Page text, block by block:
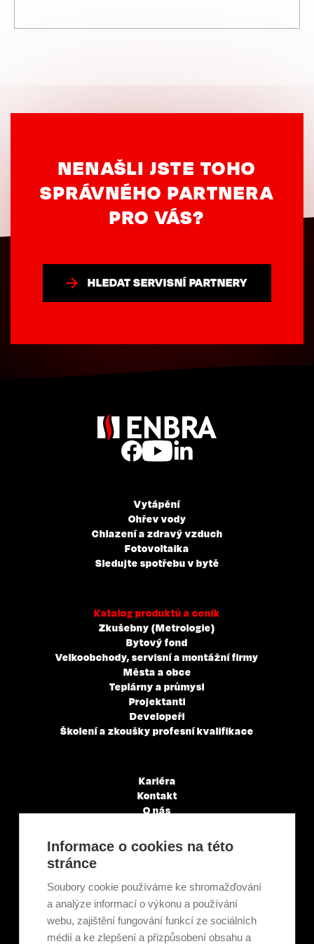
NENAŠLI JSTE TOHO
SPRÁVNÉHO PARTNERA
PRO VÁS?
HLEDAT SERVISNÍ PARTNERY
Vytápění
Ohřev vody
Chlazení a zdravý vzduch
Fotovoltaika
Sledujte spotřebu v bytě
Katalog produktů a ceník
Zkušebny (Metrologie)
Bytový fond
Velkoobchody, servisní a montážní firmy
Města a obce
Teplárny a průmysl
Projektanti
Developeři
Školení a zkoušky profesní kvalifikace
Kariéra
Kontakt
O nás
Články a novinky
GDPR & Cookies
Ekologická recyklace
Projekty EU
Intranet - Přihlášení
Přihlášení
Informace o cookies na této
stránce
Soubory cookie používáme ke shromažďování
a analýze informací o výkonu a používání
webu, zajištění fungování funkcí ze sociálních
médií a ke zlepšení a přizpůsobení obsahu a